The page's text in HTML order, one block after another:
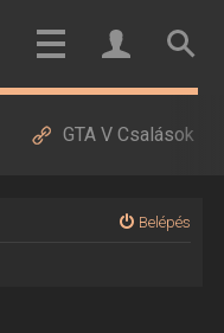
GTA V Csalások
Belépés